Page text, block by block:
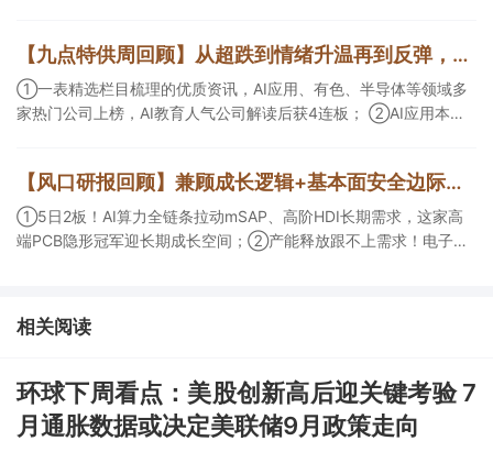
等方面具有丰富经验，具备承接细胞与基因治疗产品商业化受托生
产的合规资质，这家公司获净买入。
【九点特供周回顾】从超跌到情绪升温再到反弹，栏目梳理AI应用题材逻辑，AI教育人气公司解读后获4连板
①一表精选栏目梳理的优质资讯，AI应用、有色、半导体等领域多
家热门公司上榜，AI教育人气公司解读后获4连板； ②AI应用本周
角前瞻产业供需情况，提及2家核心公司双双涨停。
【风口研报回顾】兼顾成长逻辑+基本面安全边际！王牌自营前瞻覆盖“pcb+MLCC+电子布”，梳理AI产业链优质标的“深坑起跳”
①5日2板！AI算力全链条拉动mSAP、高阶HDI长期需求，这家高
端PCB隐形冠军迎长期成长空间；②产能释放跟不上需求！电子布
价预期暂未被市场定价，王牌自营前瞻捕捉“预期差”，3日大涨
26%。
相关阅读
环球下周看点：美股创新高后迎关键考验 7
月通胀数据或决定美联储9月政策走向